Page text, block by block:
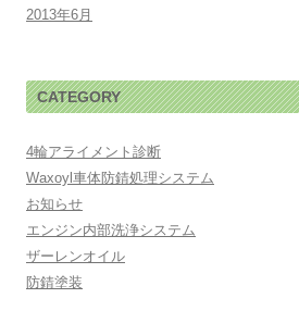
2013年6月
CATEGORY
4輪アライメント診断
Waxoyl車体防錆処理システム
お知らせ
エンジン内部洗浄システム
ザーレンオイル
防錆塗装